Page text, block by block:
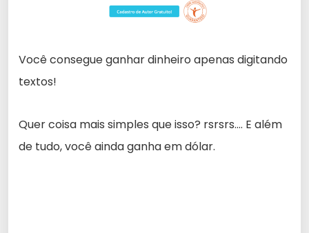
Você consegue ganhar dinheiro apenas digitando
textos!
Quer coisa mais simples que isso? rsrsrs…. E além
de tudo, você ainda ganha em dólar.